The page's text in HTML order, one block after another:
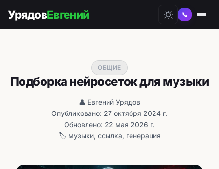
УрядовЕвгений 📞
ОБЩИЕ
Подборка нейросеток для музыки
👤 Евгений Урядов
Опубликовано: 27 октября 2024 г.
Обновлено: 22 мая 2026 г.
🏷️ музыки, ссылка, генерация